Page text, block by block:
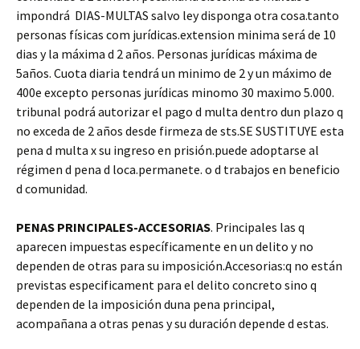
impondrá DIAS-MULTAS salvo ley disponga otra cosa.tanto
personas físicas com jurídicas.extension minima será de 10
dias y la máxima d 2 años. Personas jurídicas máxima de
5años. Cuota diaria tendrá un minimo de 2 y un máximo de
400e excepto personas jurídicas minomo 30 maximo 5.000.
tribunal podrá autorizar el pago d multa dentro dun plazo q
no exceda de 2 años desde firmeza de sts.SE SUSTITUYE esta
pena d multa x su ingreso en prisión.puede adoptarse al
régimen d pena d loca.permanete. o d trabajos en beneficio
d comunidad.
PENAS PRINCIPALES-ACCESORIAS. Principales las q
aparecen impuestas específicamente en un delito y no
dependen de otras para su imposición.Accesorias:q no están
previstas especificament para el delito concreto sino q
dependen de la imposición duna pena principal,
acompañana a otras penas y su duración depende d estas.